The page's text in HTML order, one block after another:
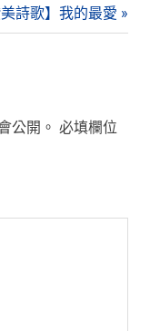
美詩歌】我的最愛
公開。 必填欄位